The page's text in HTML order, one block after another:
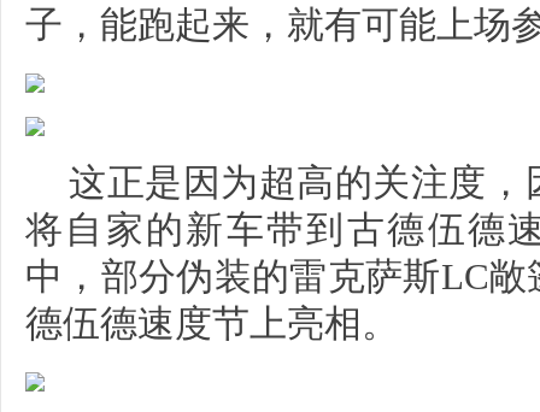
子，能跑起来，就有可能上场
这正是因为超高的关注度
将自家的新车带到古德伍德
中，部分伪装的雷克萨斯LC
德伍德速度节上亮相。